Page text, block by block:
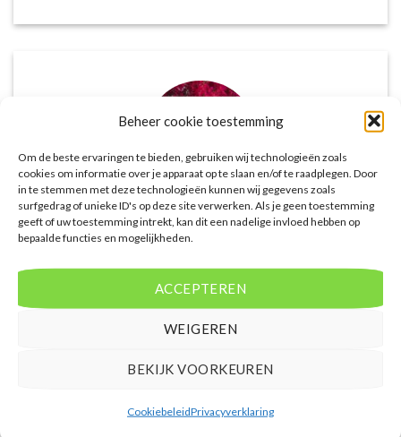
Beheer cookie toestemming
Om de beste ervaringen te bieden, gebruiken wij technologieën zoals
cookies om informatie over je apparaat op te slaan en/of te raadplegen. Door
in te stemmen met deze technologieën kunnen wij gegevens zoals
surfgedrag of unieke ID's op deze site verwerken. Als je geen toestemming
geeft of uw toestemming intrekt, kan dit een nadelige invloed hebben op
bepaalde functies en mogelijkheden.
ACCEPTEREN
WEIGEREN
BEKIJK VOORKEUREN
CookiebeleidPrivacyverklaring
Het aanbod van accommodaties op
luxe resorts tot budgetvriendelijke hotels, de site
biedt een breed scala aan opties. De handige
zoekfilters maakten het eenvoudig om
accommodaties te vinden die aansluiten bij mijn